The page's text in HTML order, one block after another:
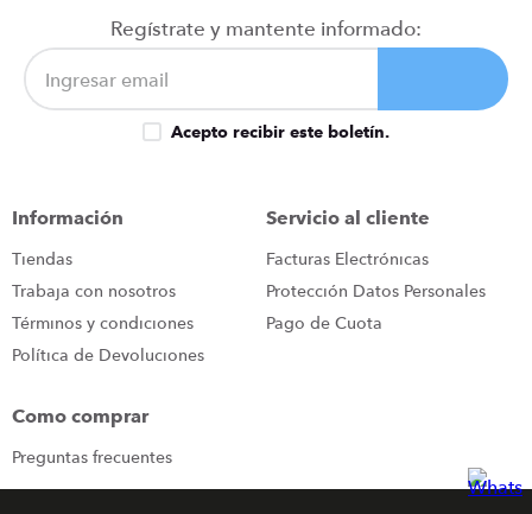
Regístrate y mantente informado:
Acepto recibir este boletín.
Información
Tiendas
Trabaja con nosotros
Términos y condiciones
Política de Devoluciones
Servicio al cliente
Facturas Electrónicas
Protección Datos Personales
Pago de Cuota
Como comprar
Preguntas frecuentes